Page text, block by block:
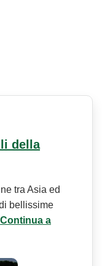
della
tra Asia ed
bellissime
Continua a